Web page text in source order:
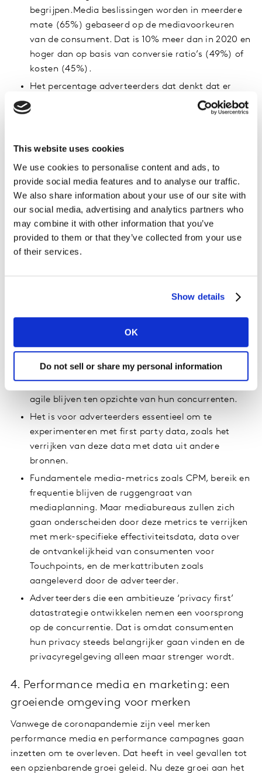
This website uses cookies
We use cookies to personalise content and ads, to
provide social media features and to analyse our traffic.
We also share information about your use of our site with
our social media, advertising and analytics partners who
may combine it with other information that you’ve
provided to them or that they’ve collected from your use
of their services.
Show details
OK
Do not sell or share my personal information
begrijpen.Media beslissingen worden in meerdere
mate (65%) gebaseerd op de mediavoorkeuren
van de consument. Dat is 10% meer dan in 2020 en
hoger dan op basis van conversie ratio’s (49%) of
kosten (45%).
Het percentage adverteerders dat denkt dat er
gaten zijn binnen hun data is afgenomen van 51%
in 2020 tot 47% in 2021. Toch geeft slechts 8% van
ze nodig hebben.
Voorspelling 2022
Insights over de activiteiten van de concurrentie
(‘competitive intelligence’) wordt een belangrijk
obstakel om marketingstrategieën te valideren en
marktkansen te signaleren. Van de adverteerders
erkent 75% het belang van brede marktdata.
die in een vroeg stadium de controle nemen over
concurrenten te monitoren zullen effectiever hun
klantrelaties kunnen uitbuiten en sneller
agile blijven ten opzichte van hun concurrenten.
Het is voor adverteerders essentieel om te
experimenteren met first party data, zoals het
verrijken van deze data met data uit andere
bronnen.
Fundamentele media-metrics zoals CPM, bereik en
frequentie blijven de ruggengraat van
mediaplanning. Maar mediabureaus zullen zich
gaan onderscheiden door deze metrics te verrijken
met merk-specifieke effectiviteitsdata, data over
de ontvankelijkheid van consumenten voor
Touchpoints, en de merkattributen zoals
aangeleverd door de adverteerder.
Adverteerders die een ambitieuze ‘privacy first’
datastrategie ontwikkelen nemen een voorsprong
op de concurrentie. Dat is omdat consumenten
hun privacy steeds belangrijker gaan vinden en de
privacyregelgeving alleen maar strenger wordt.
4. Performance media en marketing: een
groeiende omgeving voor merken
Vanwege de coronapandemie zijn veel merken
performance media en performance campagnes gaan
inzetten om te overleven. Dat heeft in veel gevallen tot
een opzienbarende groei geleid. Nu deze groei aan het